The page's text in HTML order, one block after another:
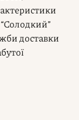
доставки